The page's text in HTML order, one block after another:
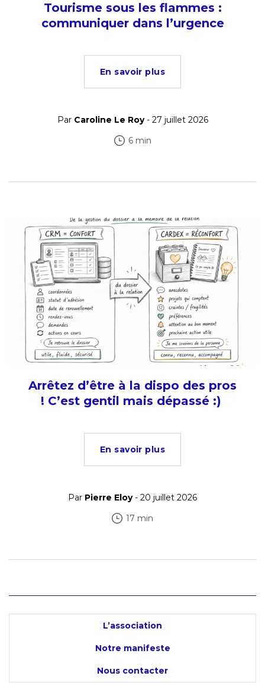
Tourisme sous les flammes :
communiquer dans l’urgence
En savoir plus
Par Caroline Le Roy- 27 juillet 2026
6 min
Arrêtez d’être à la dispo des pros
! C’est gentil mais dépassé :)
En savoir plus
Par Pierre Eloy- 20 juillet 2026
17 min
L’association
Notre manifeste
Nous contacter